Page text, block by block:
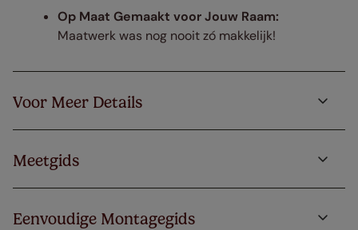
Op Maat Gemaakt voor Jouw Raam:
Maatwerk was nog nooit zó makkelijk!
Voor Meer Details
Meetgids
Eenvoudige Montagegids